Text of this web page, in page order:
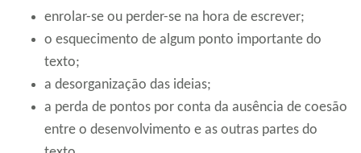
enrolar-se ou perder-se na hora de escrever;
o esquecimento de algum ponto importante do
texto;
a desorganização das ideias;
a perda de pontos por conta da ausência de coesão
entre o desenvolvimento e as outras partes do